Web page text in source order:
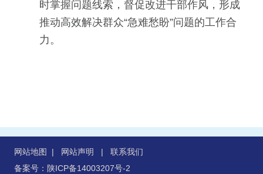
时掌握问题线索，督促改进干部作风，形成
推动高效解决群众“急难愁盼”问题的工作合
力。
网站地图 | 网站声明 | 联系我们
备案号：陕ICP备14003207号-2